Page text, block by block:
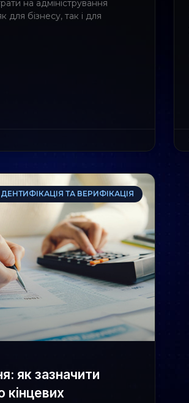
на адміністрування
для бізнесу, так і для
ТА ВЕРИФІКАЦІЯ
як зазначити
кінцевих